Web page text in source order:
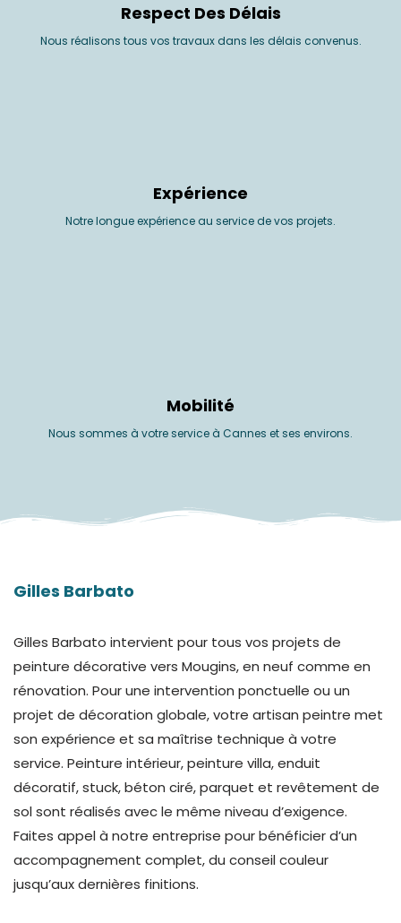
Respect Des Délais
Nous réalisons tous vos travaux dans les délais convenus.
Expérience
Notre longue expérience au service de vos projets.
Mobilité
Nous sommes à votre service à Cannes et ses environs.
Gilles Barbato
Gilles Barbato intervient pour tous vos projets de
peinture décorative vers Mougins, en neuf comme en
rénovation. Pour une intervention ponctuelle ou un
projet de décoration globale, votre artisan peintre met
son expérience et sa maîtrise technique à votre
service. Peinture intérieur, peinture villa, enduit
décoratif, stuck, béton ciré, parquet et revêtement de
sol sont réalisés avec le même niveau d’exigence.
Faites appel à notre entreprise pour bénéficier d’un
accompagnement complet, du conseil couleur
jusqu’aux dernières finitions.